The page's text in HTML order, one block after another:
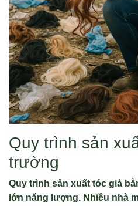
Quy trình sản
trường
Quy trình sản xuất tóc giả
lớn năng lượng. Nhiều nhà